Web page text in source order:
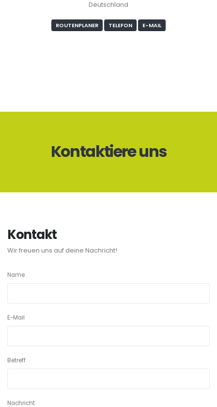
Deutschland
ROUTENPLANER TELEFON E-MAIL
Kontaktiere uns
Kontakt
Wir freuen uns auf deine Nachricht!
Name
E-Mail
Betreff
Nachricht